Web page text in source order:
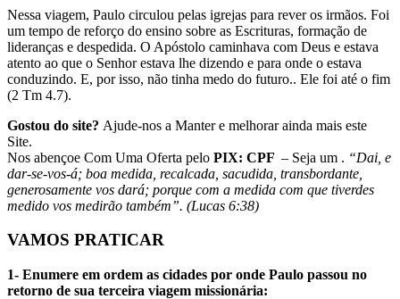
Nessa viagem, Paulo circulou pelas igrejas para rever os irmãos. Foi
um tempo de reforço do ensino sobre as Escrituras, formação de
lideranças e despedida. O Apóstolo caminhava com Deus e estava
atento ao que o Senhor estava lhe dizendo e para onde o estava
conduzindo. E, por isso, não tinha medo do futuro.. Ele foi até o fim
(2 Tm 4.7).
Gostou do site? Ajude-nos a Manter e melhorar ainda mais este
Site.
Nos abençoe Com Uma Oferta pelo PIX: CPF – Seja um . “Dai, e
dar-se-vos-á; boa medida, recalcada, sacudida, transbordante,
generosamente vos dará; porque com a medida com que tiverdes
medido vos medirão também”. (Lucas 6:38)
VAMOS PRATICAR
1- Enumere em ordem as cidades por onde Paulo passou no
retorno de sua terceira viagem missionária: